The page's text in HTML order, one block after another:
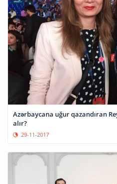
Azərbaycana uğur qazandıran
alır?
29-11-2017